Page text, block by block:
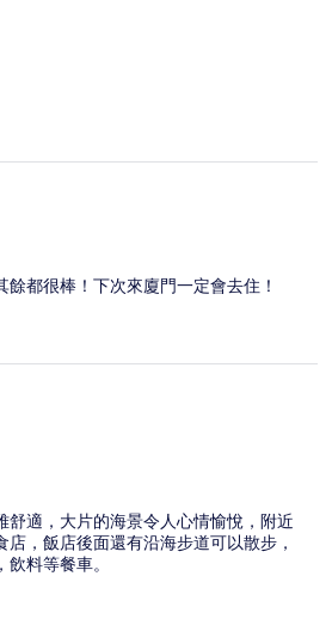
都很棒！下次來廈門一定會去住！
舒適，大片的海景令人心情愉悅，附近
，飯店後面還有沿海步道可以散步，
料等餐車。